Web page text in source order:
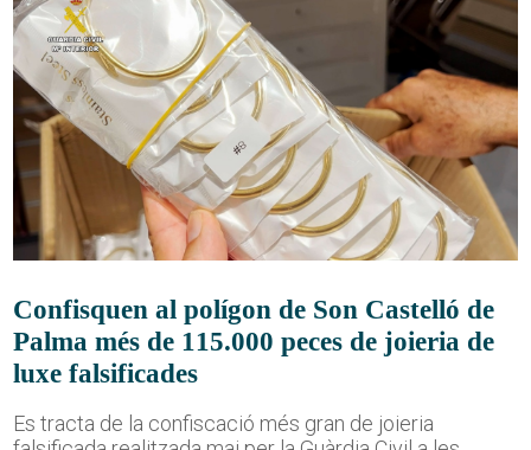
Confisquen al polígon de Son Castelló de
Palma més de 115.000 peces de joieria de
luxe falsificades
Es tracta de la confiscació més gran de joieria